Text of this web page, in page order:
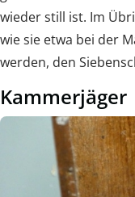
wieder still ist. Im
wie sie etwa bei der
werden, den
Kammerjäger